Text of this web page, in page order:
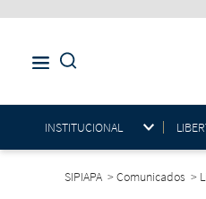
INSTITUCIONAL
SIPIAPA >Comunicados >